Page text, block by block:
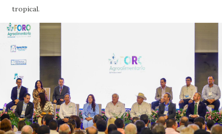
tropical.